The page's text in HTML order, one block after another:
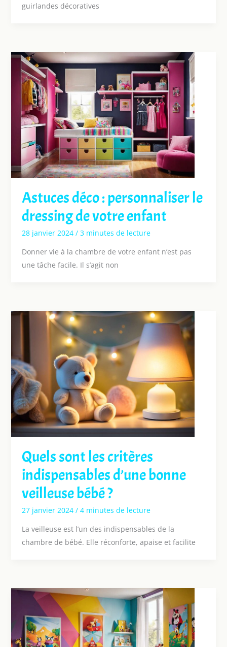
guirlandes décoratives
Astuces déco : personnaliser le
dressing de votre enfant
28 janvier 2024 / 3 minutes de lecture
Donner vie à la chambre de votre enfant n’est pas
une tâche facile. Il s’agit non
Quels sont les critères
indispensables d’une bonne
veilleuse bébé ?
27 janvier 2024 / 4 minutes de lecture
La veilleuse est l’un des indispensables de la
chambre de bébé. Elle réconforte, apaise et facilite